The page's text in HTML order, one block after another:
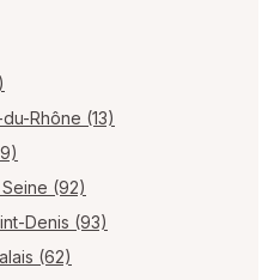
Rhône (13)
(92)
Denis (93)
(62)